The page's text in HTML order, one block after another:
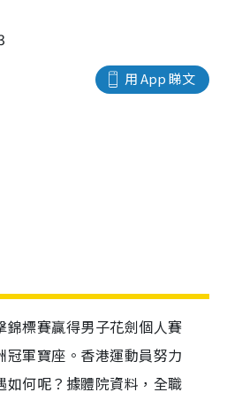
用 App 睇文
錦標賽贏得男子花劍個人賽
冠軍寶座。香港運動員努力
如何呢？據體院資料，全職